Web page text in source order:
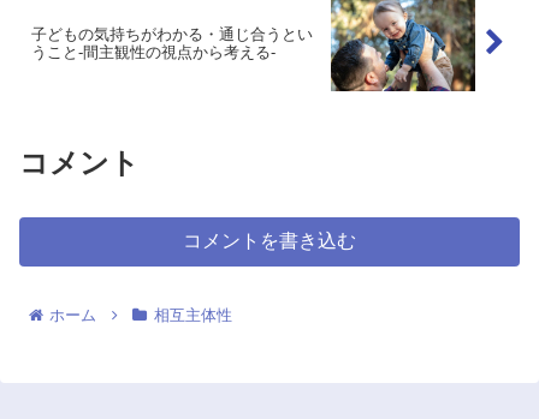
子どもの気持ちがわかる・通じ合うとい
うこと-間主観性の視点から考える-
コメント
コメントを書き込む
ホーム 相互主体性